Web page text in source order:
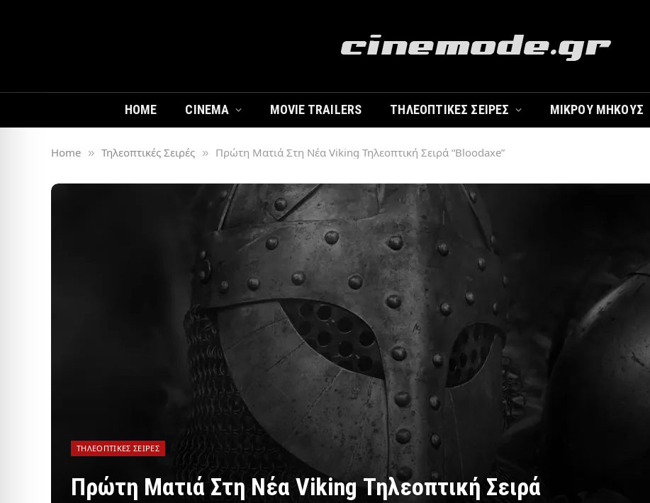
HOME CINEMA MOVIE TRAILERS ΤΗΛΕΟΠΤΙΚΈΣ ΣΕΙΡΈΣ ΜΙΚΡΟΎ ΜΉΚΟΥΣ
Home » Τηλεοπτικές Σειρές » Πρώτη Ματιά Στη Νέα Viking Τηλεοπτική Σειρά “Bloodaxe”
ΤΗΛΕΟΠΤΙΚΈΣ ΣΕΙΡΈΣ
Πρώτη Ματιά Στη Νέα Viking Τηλεοπτική Σειρά